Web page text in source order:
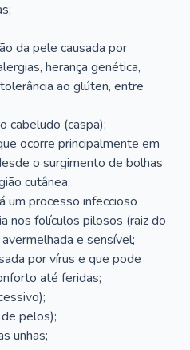
da pele causada por
herança genética,
ao glúten, entre
cabeludo (caspa);
ocorre principalmente em
o surgimento de bolhas
cutânea;
um processo infeccioso
nos folículos pilosos (raiz do
e sensível;
por vírus e que pode
até feridas;
pelos);
unhas;